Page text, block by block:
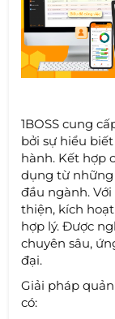
1BOSS cung
bởi sự hiểu
hành. Kết hợp
dụng từ những
đầu ngành.
thiện, kích
hợp lý. Được
chuyên sâu,
đại.
Giải pháp
có: